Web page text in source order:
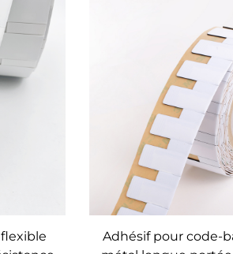
Adhésif pour code-